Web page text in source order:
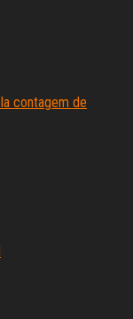
contagem de